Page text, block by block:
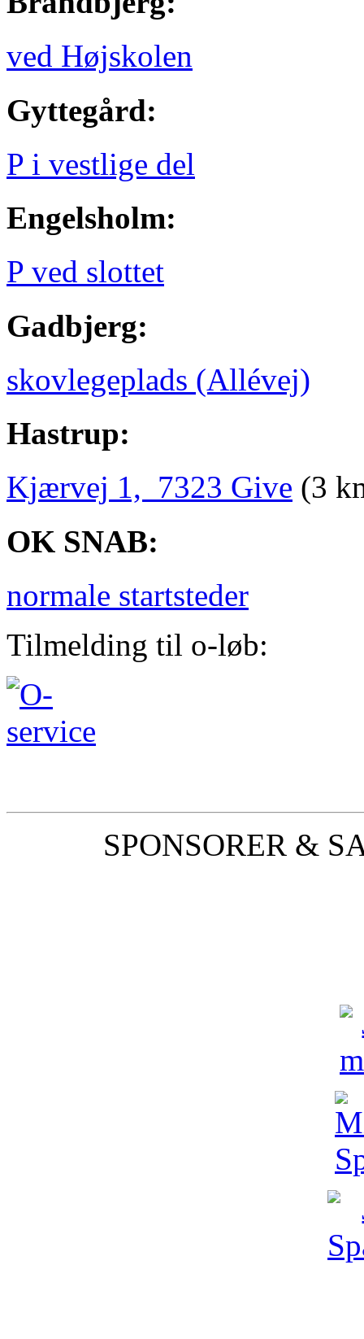
ved Højskolen
Gyttegård:
P i vestlige del
Engelsholm:
P ved slottet
Gadbjerg:
skovlegeplads (Allévej)
Hastrup:
Kjærvej 1, 7323 Give (3
OK SNAB:
normale startsteder
Tilmelding til o-løb:
SPONSORER &